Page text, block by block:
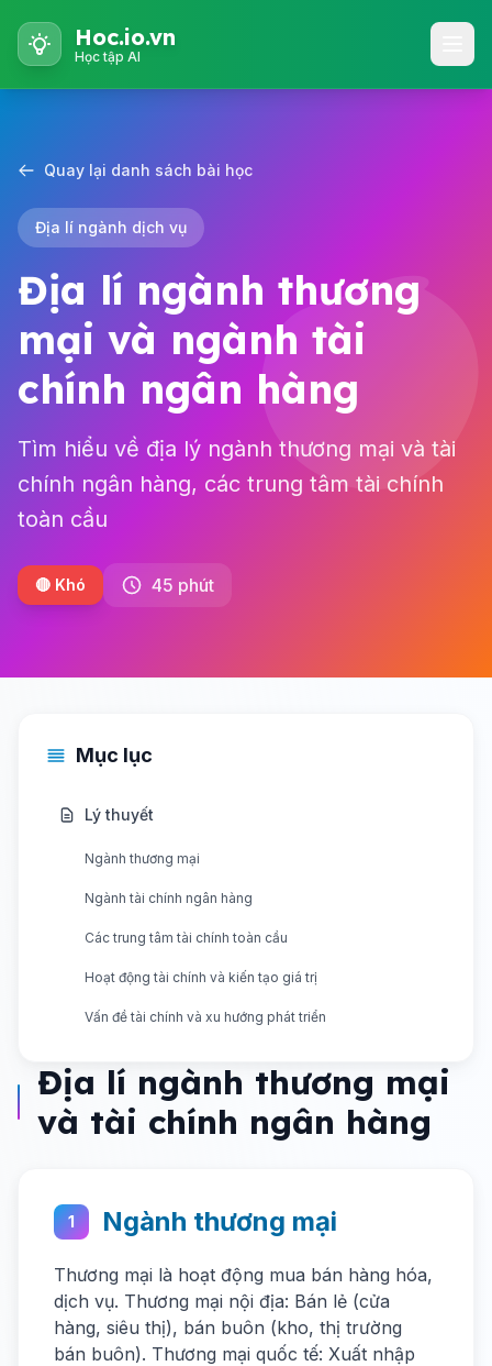
Hoc.io.vn
Học tập AI
Quay lại danh sách bài học
Địa lí ngành dịch vụ
Địa lí ngành thương
mại và ngành tài
chính ngân hàng
Tìm hiểu về địa lý ngành thương mại và tài
chính ngân hàng, các trung tâm tài chính
toàn cầu
🔴 Khó 45 phút
Mục lục
Lý thuyết
Ngành thương mại
Ngành tài chính ngân hàng
Các trung tâm tài chính toàn cầu
Hoạt động tài chính và kiến tạo giá trị
Vấn đề tài chính và xu hướng phát triển
Địa lí ngành thương mại
và tài chính ngân hàng
1 Ngành thương mại
Thương mại là hoạt động mua bán hàng hóa,
dịch vụ. Thương mại nội địa: Bán lẻ (cửa
hàng, siêu thị), bán buôn (kho, thị trường
bán buôn). Thương mại quốc tế: Xuất nhập